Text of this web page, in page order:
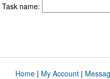
Task name:
Home| My Account|